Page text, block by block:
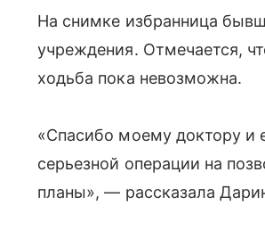
На снимке избранница
учреждения. Отмечается,
ходьба пока невозможна.
«Спасибо моему доктору и
серьезной операции на
планы», — рассказала